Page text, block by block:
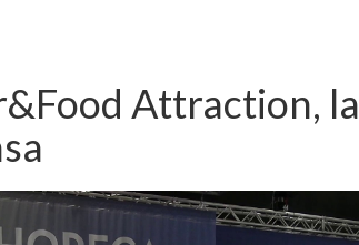
Attraction, la